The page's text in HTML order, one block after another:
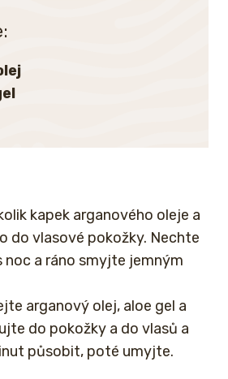
kapek arganového oleje a
do vlasové pokožky. Nechte
a ráno smyjte jemným
arganový olej, aloe gel a
do pokožky a do vlasů a
působit, poté umyjte.